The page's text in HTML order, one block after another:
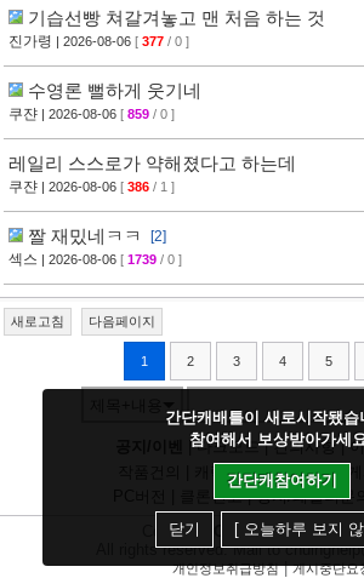
기습선빵 쳐갈겨놓고 맨 처음 하는 것
진가령 | 2026-08-06 [ 377 / 0 ]
수영론 뻘하게 웃기네
쿠쟌 | 2026-08-06 [ 859 / 0 ]
레일리 스스로가 약해졌다고 하는데
쿠쟌 | 2026-08-06 [ 386 / 1 ]
짤 재밌네ㅋㅋ
[2]
섹스 | 2026-08-06 [ 1739 / 0 ]
새로고침 다음페이지
1 2 3 4 5
|다크모드|건의사항|
캐릭건의|기타디비|
클론신고|정지/패널티문의
Copyright
CHUING
All rights reserved. Mail to
개인정보취급방침|게시중단요
간단캐배틀이 새로시작됐습
참여해서 보상받아가세
간단캐참여하기
닫기 [ 오늘하루 보지